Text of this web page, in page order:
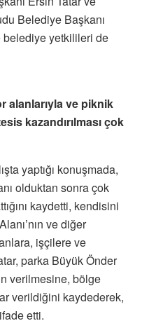
Belediye Başkanı
belediye yetkilileri de
alanlarıyla ve piknik
kazandırılması çok
yaptığı konuşmada,
olduktan sonra çok
kaydetti, kendisini
ve diğer
işçilere ve
parka Büyük Önder
verilmesine, bölge
verildiğini kaydederek,
etti.